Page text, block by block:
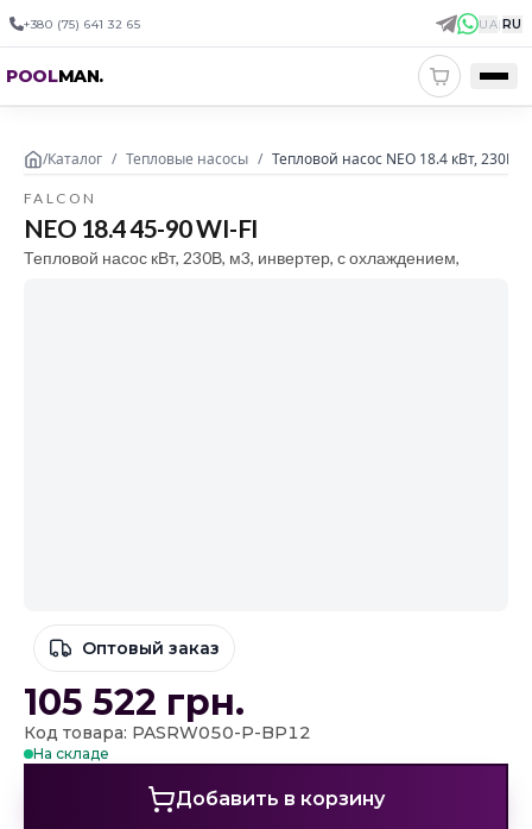
+380 (75) 641 32 65 UA|RU
POOLMAN.
/Каталог / Тепловые насосы / Тепловой насос NEO 18.4 кВт,
FALCON
NEO 18.4 45-90 WI-FI
Тепловой насос кВт, 230В, м3, инвертер, с охлаждением,
Оптовый заказ
105 522 грн.
Код товара: PASRW050-P-BP12
На складе
Добавить в корзину